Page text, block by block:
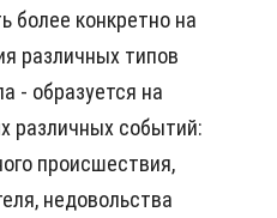
более конкретно на
различных типов
- образуется на
различных событий:
происшествия,
недовольства